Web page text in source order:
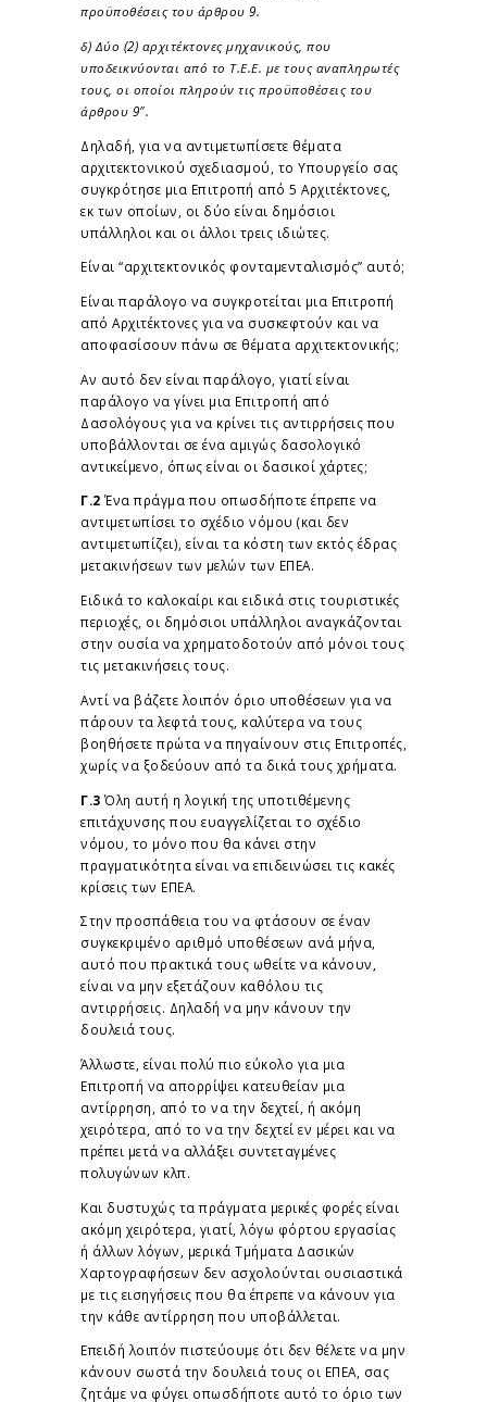
προϋποθέσεις του άρθρου 9.
δ) Δύο (2) αρχιτέκτονες μηχανικούς, που
υποδεικνύονται από το Τ.Ε.Ε. με τους αναπληρωτές
τους, οι οποίοι πληρούν τις προϋποθέσεις του
άρθρου 9″.
Δηλαδή, για να αντιμετωπίσετε θέματα
αρχιτεκτονικού σχεδιασμού, το Υπουργείο σας
συγκρότησε μια Επιτροπή από 5 Αρχιτέκτονες,
εκ των οποίων, οι δύο είναι δημόσιοι
υπάλληλοι και οι άλλοι τρεις ιδιώτες.
Είναι “αρχιτεκτονικός φονταμενταλισμός” αυτό;
Είναι παράλογο να συγκροτείται μια Επιτροπή
από Αρχιτέκτονες για να συσκεφτούν και να
αποφασίσουν πάνω σε θέματα αρχιτεκτονικής;
Αν αυτό δεν είναι παράλογο, γιατί είναι
παράλογο να γίνει μια Επιτροπή από
Δασολόγους για να κρίνει τις αντιρρήσεις που
υποβάλλονται σε ένα αμιγώς δασολογικό
αντικείμενο, όπως είναι οι δασικοί χάρτες;
Γ.2 Ένα πράγμα που οπωσδήποτε έπρεπε να
αντιμετωπίσει το σχέδιο νόμου (και δεν
αντιμετωπίζει), είναι τα κόστη των εκτός έδρας
μετακινήσεων των μελών των ΕΠΕΑ.
Ειδικά το καλοκαίρι και ειδικά στις τουριστικές
περιοχές, οι δημόσιοι υπάλληλοι αναγκάζονται
στην ουσία να χρηματοδοτούν από μόνοι τους
τις μετακινήσεις τους.
Αντί να βάζετε λοιπόν όριο υποθέσεων για να
πάρουν τα λεφτά τους, καλύτερα να τους
βοηθήσετε πρώτα να πηγαίνουν στις Επιτροπές,
χωρίς να ξοδεύουν από τα δικά τους χρήματα.
Γ.3Όλη αυτή η λογική της υποτιθέμενης
επιτάχυνσης που ευαγγελίζεται το σχέδιο
νόμου, το μόνο που θα κάνει στην
πραγματικότητα είναι να επιδεινώσει τις κακές
κρίσεις των ΕΠΕΑ.
Στην προσπάθεια του να φτάσουν σε έναν
συγκεκριμένο αριθμό υποθέσεων ανά μήνα,
αυτό που πρακτικά τους ωθείτε να κάνουν,
είναι να μην εξετάζουν καθόλου τις
αντιρρήσεις. Δηλαδή να μην κάνουν την
δουλειά τους.
Άλλωστε, είναι πολύ πιο εύκολο για μια
Επιτροπή να απορρίψει κατευθείαν μια
αντίρρηση, από το να την δεχτεί, ή ακόμη
χειρότερα, από το να την δεχτεί εν μέρει και να
πρέπει μετά να αλλάξει συντεταγμένες
πολυγώνων κλπ.
Και δυστυχώς τα πράγματα μερικές φορές είναι
ακόμη χειρότερα, γιατί, λόγω φόρτου εργασίας
ή άλλων λόγων, μερικά Τμήματα Δασικών
Χαρτογραφήσεων δεν ασχολούνται ουσιαστικά
με τις εισηγήσεις που θα έπρεπε να κάνουν για
την κάθε αντίρρηση που υποβάλλεται.
Επειδή λοιπόν πιστεύουμε ότι δεν θέλετε να μην
κάνουν σωστά την δουλειά τους οι ΕΠΕΑ, σας
ζητάμε να φύγει οπωσδήποτε αυτό το όριο των